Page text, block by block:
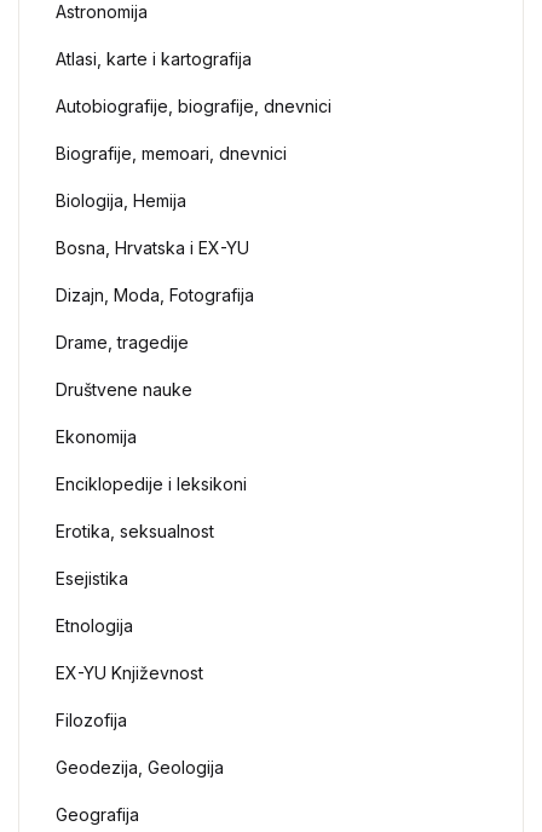
Astronomija
Atlasi, karte i kartografija
Autobiografije, biografije, dnevnici
Biografije, memoari, dnevnici
Biologija, Hemija
Bosna, Hrvatska i EX-YU
Dizajn, Moda, Fotografija
Drame, tragedije
Društvene nauke
Ekonomija
Enciklopedije i leksikoni
Erotika, seksualnost
Esejistika
Etnologija
EX-YU Književnost
Filozofija
Geodezija, Geologija
Geografija